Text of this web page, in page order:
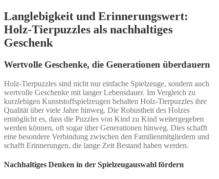
Langlebigkeit und Erinnerungswert:
Holz-Tierpuzzles als nachhaltiges
Geschenk
Wertvolle Geschenke, die Generationen überdauern
Holz-Tierpuzzles sind nicht nur einfache Spielzeuge, sondern auch
wertvolle Geschenke mit langer Lebensdauer. Im Vergleich zu
kurzlebigen Kunststoffspielzeugen behalten Holz-Tierpuzzles ihre
Qualität über viele Jahre hinweg. Die Robustheit des Holzes
ermöglicht es, dass die Puzzles von Kind zu Kind weitergegeben
werden können, oft sogar über Generationen hinweg. Dies schafft
eine besondere Verbindung zwischen den Familienmitgliedern und
schafft Erinnerungen, die lange Zeit Bestand haben werden.
Nachhaltiges Denken in der Spielzeugauswahl fördern